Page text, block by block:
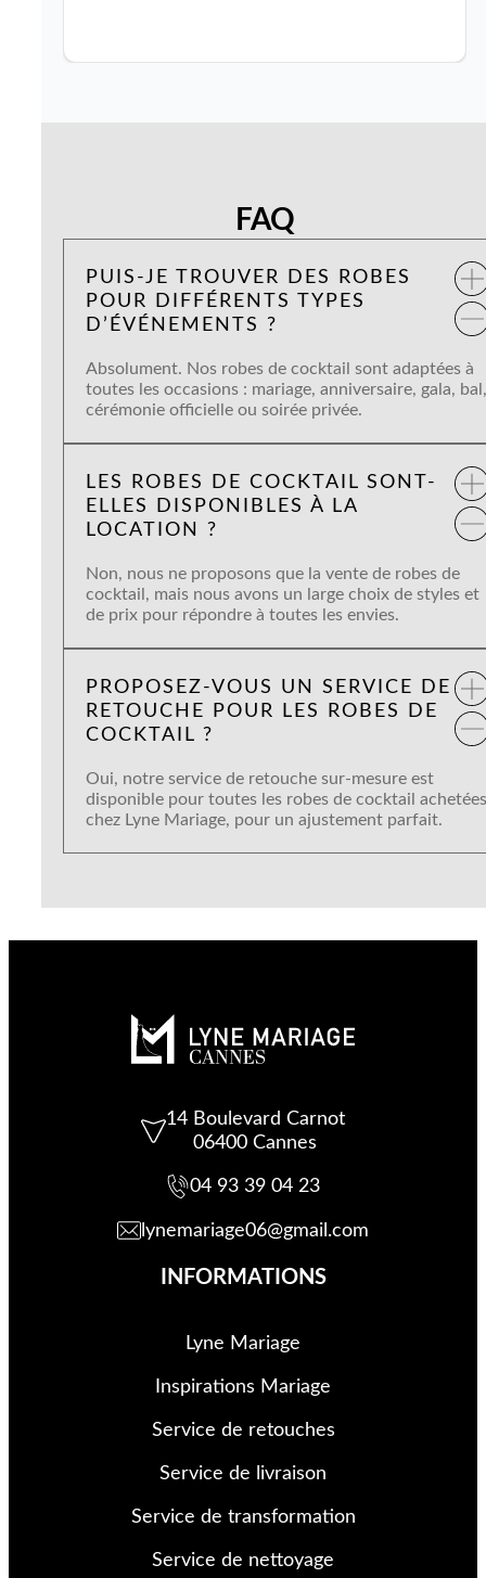
FAQ
PUIS-JE TROUVER DES ROBES
POUR DIFFÉRENTS TYPES
D’ÉVÉNEMENTS ?
Absolument. Nos robes de cocktail sont adaptées à
toutes les occasions : mariage, anniversaire, gala, bal,
cérémonie officielle ou soirée privée.
LES ROBES DE COCKTAIL SONT-
ELLES DISPONIBLES À LA
LOCATION ?
Non, nous ne proposons que la vente de robes de
cocktail, mais nous avons un large choix de styles et
de prix pour répondre à toutes les envies.
PROPOSEZ-VOUS UN SERVICE DE
RETOUCHE POUR LES ROBES DE
COCKTAIL ?
Oui, notre service de retouche sur-mesure est
disponible pour toutes les robes de cocktail achetées
chez Lyne Mariage, pour un ajustement parfait.
14 Boulevard Carnot
06400 Cannes
04 93 39 04 23
lynemariage06@gmail.com
INFORMATIONS
Lyne Mariage
Inspirations Mariage
Service de retouches
Service de livraison
Service de transformation
Service de nettoyage